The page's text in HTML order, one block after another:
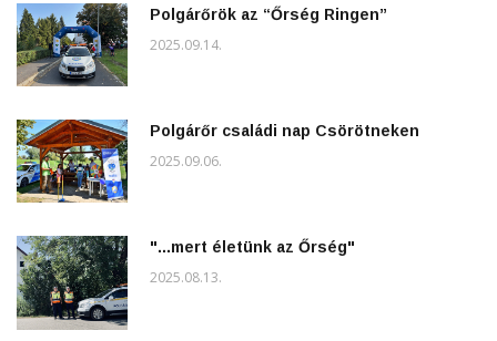
Polgárőrök az “Őrség Ringen”
2025.09.14.
Polgárőr családi nap Csörötneken
2025.09.06.
"...mert életünk az Őrség"
2025.08.13.